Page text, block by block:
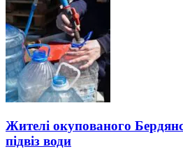
Жителі окупованого
підвіз води